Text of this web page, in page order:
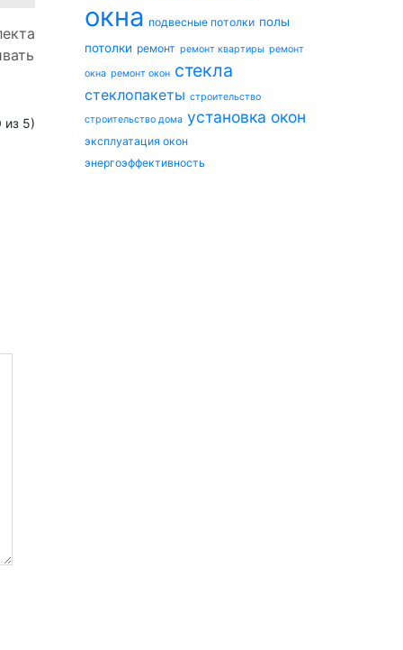
из 5)
окна подвесные потолки полы
потолки ремонт ремонт квартиры ремонт
окна ремонт окон стекла
стеклопакеты строительство
строительство дома установка окон
эксплуатация окон
энергоэффективность